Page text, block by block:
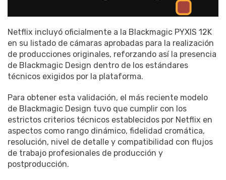
Netflix incluyó oficialmente a la Blackmagic PYXIS 12K
en su listado de cámaras aprobadas para la realización
de producciones originales, reforzando así la presencia
de Blackmagic Design dentro de los estándares
técnicos exigidos por la plataforma.
Para obtener esta validación, el más reciente modelo
de Blackmagic Design tuvo que cumplir con los
estrictos criterios técnicos establecidos por Netflix en
aspectos como rango dinámico, fidelidad cromática,
resolución, nivel de detalle y compatibilidad con flujos
de trabajo profesionales de producción y
postproducción.